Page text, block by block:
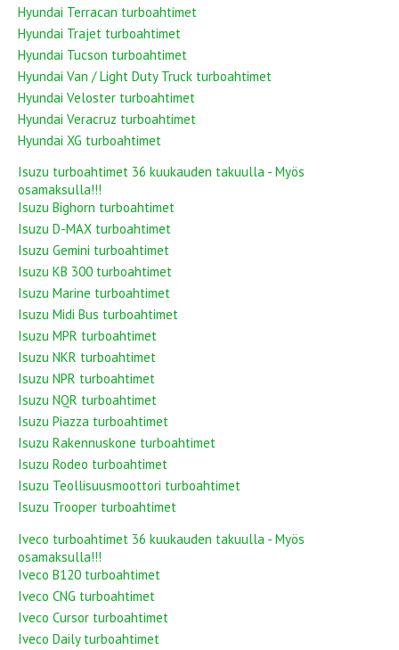
Hyundai Terracan turboahtimet
Hyundai Trajet turboahtimet
Hyundai Tucson turboahtimet
Hyundai Van / Light Duty Truck turboahtimet
Hyundai Veloster turboahtimet
Hyundai Veracruz turboahtimet
Hyundai XG turboahtimet
Isuzu turboahtimet 36 kuukauden takuulla - Myös
osamaksulla!!!
Isuzu Bighorn turboahtimet
Isuzu D-MAX turboahtimet
Isuzu Gemini turboahtimet
Isuzu KB 300 turboahtimet
Isuzu Marine turboahtimet
Isuzu Midi Bus turboahtimet
Isuzu MPR turboahtimet
Isuzu NKR turboahtimet
Isuzu NPR turboahtimet
Isuzu NQR turboahtimet
Isuzu Piazza turboahtimet
Isuzu Rakennuskone turboahtimet
Isuzu Rodeo turboahtimet
Isuzu Teollisuusmoottori turboahtimet
Isuzu Trooper turboahtimet
Iveco turboahtimet 36 kuukauden takuulla - Myös
osamaksulla!!!
Iveco B120 turboahtimet
Iveco CNG turboahtimet
Iveco Cursor turboahtimet
Iveco Daily turboahtimet